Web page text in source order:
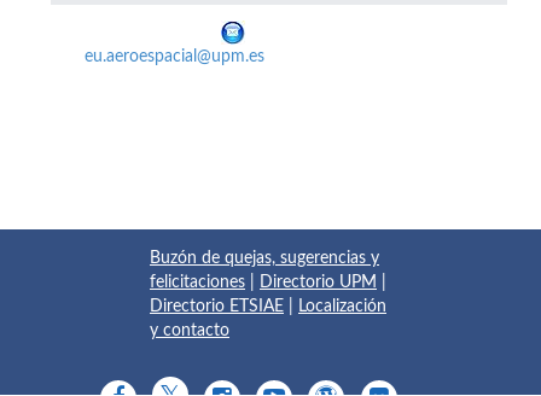
eu.aeroespacial@upm.es
Buzón de quejas, sugerencias y
felicitaciones
Directorio UPM
Directorio ETSIAE
Localización
y contacto